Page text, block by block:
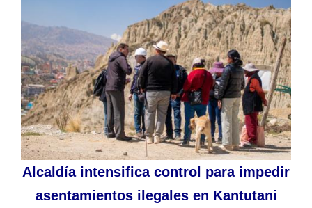
Alcaldía intensifica control para impedir
asentamientos ilegales en Kantutani